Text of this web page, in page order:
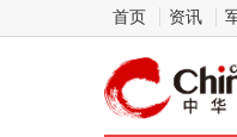
首页 资讯